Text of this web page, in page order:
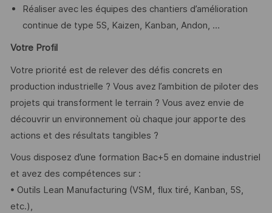
Réaliser avec les équipes des chantiers d’amélioration
continue de type 5S, Kaizen, Kanban, Andon, …
Votre Profil
Votre priorité est de relever des défis concrets en
production industrielle ? Vous avez l’ambition de piloter des
projets qui transforment le terrain ? Vous avez envie de
découvrir un environnement où chaque jour apporte des
actions et des résultats tangibles ?
Vous disposez d’une formation Bac+5 en domaine industriel
et avez des compétences sur :
• Outils Lean Manufacturing (VSM, flux tiré, Kanban, 5S,
etc.),